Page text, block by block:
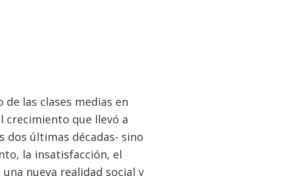
las clases medias en
crecimiento que llevó a
dos últimas décadas- sino
la insatisfacción, el
nueva realidad social y